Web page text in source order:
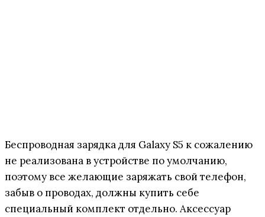
Беспроводная зарядка для Galaxy S5 к сожалению
не реализована в устройстве по умолчанию,
поэтому все желающие заряжать свой телефон,
забыв о проводах, должны купить себе
специальный комплект отдельно. Аксессуар